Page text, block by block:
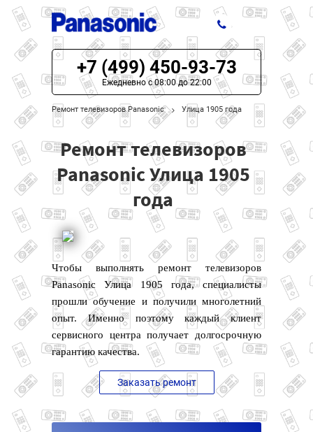
ЦЕНЫ НА РЕМОНТ
О СЕРВИСЕ
МОДЕЛИ PANASONIC
НАШИ КОНТАКТЫ
+7 (499) 450-93-73
Ежедневно с 08:00 до 22:00
Ремонт телевизоров Panasonic Улица 1905 года
Ремонт телевизоров
Panasonic Улица 1905
года
Чтобы выполнять ремонт телевизоров
Panasonic Улица 1905 года, специалисты
прошли обучение и получили многолетний
опыт. Именно поэтому каждый клиент
сервисного центра получает долгосрочную
гарантию качества.
Заказать ремонт